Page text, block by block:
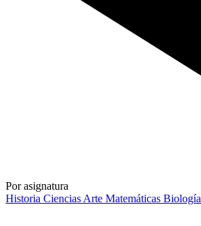
Por asignatura
Historia Ciencias Arte Matemáticas Biología